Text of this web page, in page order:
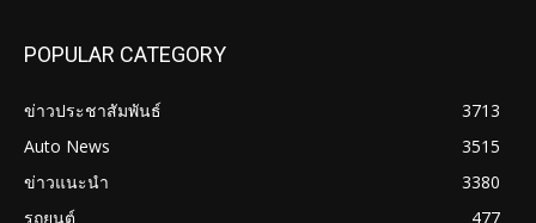
POPULAR CATEGORY
ข่าวประชาสัมพันธ์
3713
Auto News
3515
ข่าวแนะนำ
3380
รถยนต์
477